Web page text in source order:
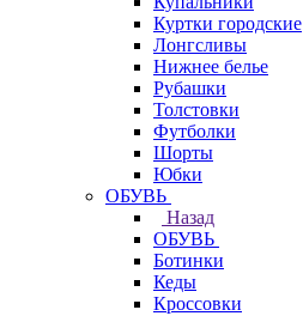
Куртки городские
Лонгсливы
Нижнее белье
Рубашки
Толстовки
Футболки
Шорты
Юбки
ОБУВЬ
Назад
ОБУВЬ
Ботинки
Кеды
Кроссовки